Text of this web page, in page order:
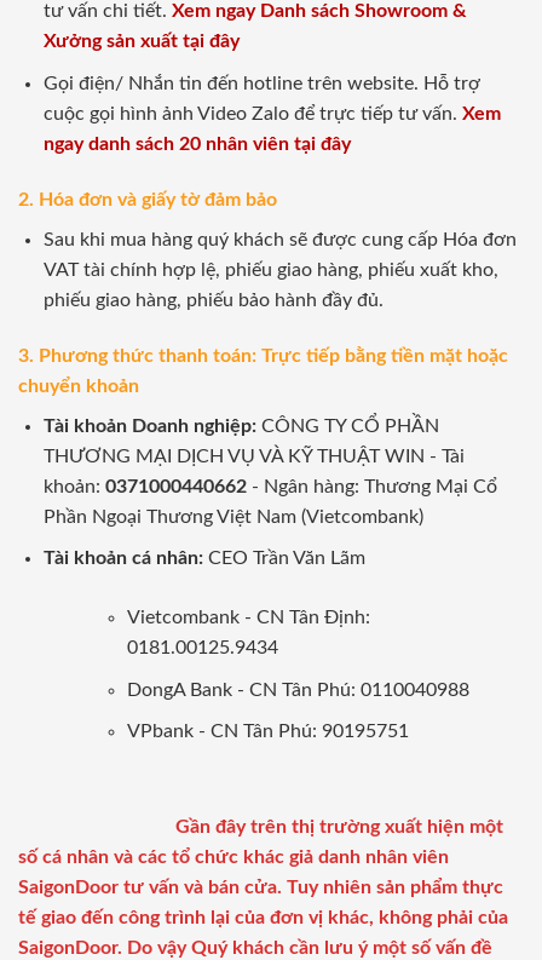
tư vấn chi tiết. Xem ngay Danh sách Showroom &
Xưởng sản xuất tại đây
Gọi điện/ Nhắn tin đến hotline trên website. Hỗ trợ
cuộc gọi hình ảnh Video Zalo để trực tiếp tư vấn. Xem
ngay danh sách 20 nhân viên tại đây
2. Hóa đơn và giấy tờ đảm bảo
Sau khi mua hàng quý khách sẽ được cung cấp Hóa đơn
VAT tài chính hợp lệ, phiếu giao hàng, phiếu xuất kho,
phiếu giao hàng, phiếu bảo hành đầy đủ.
3. Phương thức thanh toán: Trực tiếp bằng tiền mặt hoặc
chuyển khoản
Tài khoản Doanh nghiệp:CÔNG TY CỔ PHẦN
THƯƠNG MẠI DỊCH VỤ VÀ KỸ THUẬT WIN - Tài
khoản: 0371000440662- Ngân hàng: Thương Mại Cổ
Phần Ngoại Thương Việt Nam (Vietcombank)
Tài khoản cá nhân: CEO Trần Văn Lãm
Vietcombank - CN Tân Định:
0181.00125.9434
DongA Bank - CN Tân Phú: 0110040988
VPbank - CN Tân Phú: 90195751
Gần đây trên thị trường xuất hiện một
số cá nhân và các tổ chức khác giả danh nhân viên
SaigonDoor tư vấn và bán cửa. Tuy nhiên sản phẩm thực
tế giao đến công trình lại của đơn vị khác, không phải của
SaigonDoor. Do vậy Quý khách cần lưu ý một số vấn đề